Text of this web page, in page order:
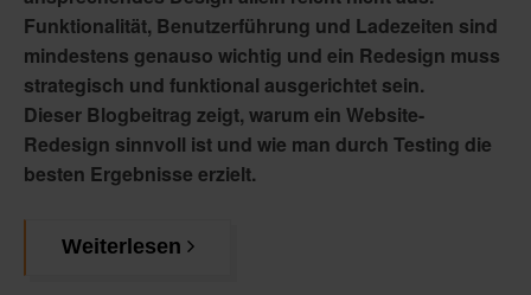
Funktionalität, Benutzerführung und Ladezeiten sind
mindestens genauso wichtig und ein Redesign muss
strategisch und funktional ausgerichtet sein.
Dieser Blogbeitrag zeigt, warum ein Website-
Redesign sinnvoll ist und wie man durch Testing die
besten Ergebnisse erzielt.
Weiterlesen